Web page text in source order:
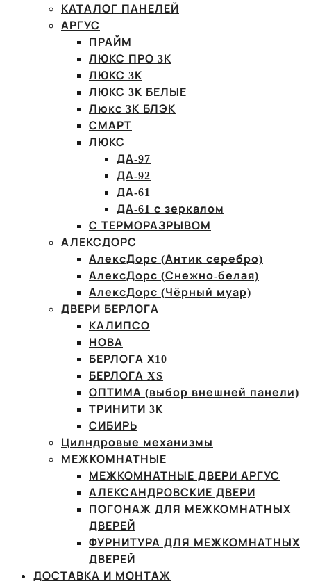
КАТАЛОГ ПАНЕЛЕЙ
АРГУС
ПРАЙМ
ЛЮКС ПРО 3К
ЛЮКС 3К
ЛЮКС 3К БЕЛЫЕ
Люкс 3К БЛЭК
СМАРТ
ЛЮКС
ДА-97
ДА-92
ДА-61
ДА-61 с зеркалом
С ТЕРМОРАЗРЫВОМ
АЛЕКСДОРС
АлексДорс (Антик серебро)
АлексДорс (Снежно-белая)
АлексДорс (Чёрный муар)
ДВЕРИ БЕРЛОГА
КАЛИПСО
НОВА
БЕРЛОГА Х10
БЕРЛОГА XS
ОПТИМА (выбор внешней панели)
ТРИНИТИ 3К
СИБИРЬ
Цилндровые механизмы
МЕЖКОМНАТНЫЕ
МЕЖКОМНАТНЫЕ ДВЕРИ АРГУС
АЛЕКСАНДРОВСКИЕ ДВЕРИ
ПОГОНАЖ ДЛЯ МЕЖКОМНАТНЫХ
ДВЕРЕЙ
ФУРНИТУРА ДЛЯ МЕЖКОМНАТНЫХ
ДВЕРЕЙ
ДОСТАВКА И МОНТАЖ